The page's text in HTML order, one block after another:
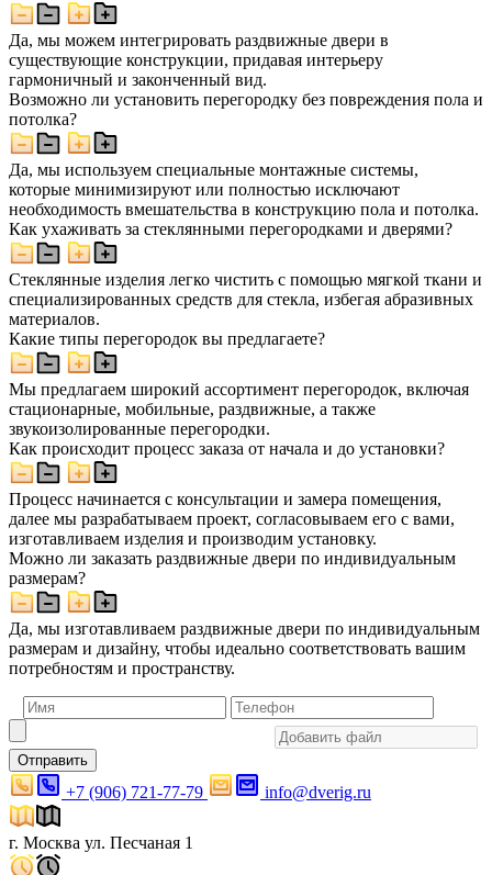
Да, мы можем интегрировать раздвижные двери в
существующие конструкции, придавая интерьеру
гармоничный и законченный вид.
Возможно ли установить перегородку без повреждения пола и
потолка?
Да, мы используем специальные монтажные системы,
которые минимизируют или полностью исключают
необходимость вмешательства в конструкцию пола и потолка.
Как ухаживать за стеклянными перегородками и дверями?
Стеклянные изделия легко чистить с помощью мягкой ткани и
специализированных средств для стекла, избегая абразивных
материалов.
Какие типы перегородок вы предлагаете?
Мы предлагаем широкий ассортимент перегородок, включая
стационарные, мобильные, раздвижные, а также
звукоизолированные перегородки.
Как происходит процесс заказа от начала и до установки?
Процесс начинается с консультации и замера помещения,
далее мы разрабатываем проект, согласовываем его с вами,
изготавливаем изделия и производим установку.
Можно ли заказать раздвижные двери по индивидуальным
размерам?
Да, мы изготавливаем раздвижные двери по индивидуальным
размерам и дизайну, чтобы идеально соответствовать вашим
потребностям и пространству.
Отправить
+7 (906) 721-77-79 info@dverig.ru
г. Москва ул. Песчаная 1